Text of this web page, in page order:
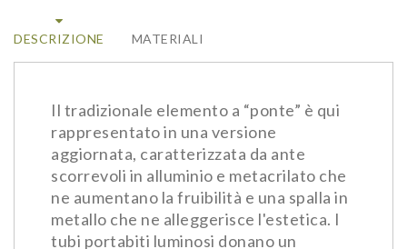
DESCRIZIONE MATERIALI
Il tradizionale elemento a “ponte” è qui
rappresentato in una versione
aggiornata, caratterizzata da ante
scorrevoli in alluminio e metacrilato che
ne aumentano la fruibilità e una spalla in
metallo che ne alleggerisce l'estetica. I
tubi portabiti luminosi donano un